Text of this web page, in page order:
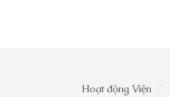
Hoạt động Viện